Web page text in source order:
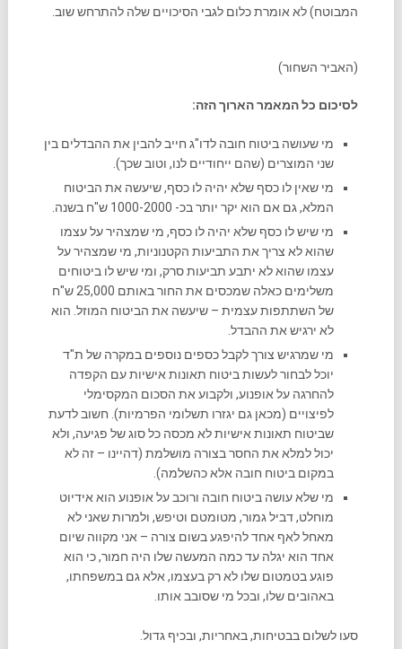
המבוטח) לא אומרת כלום לגבי הסיכויים שלה להתרחש שוב.
(האביר השחור)
לסיכום כל המאמר הארוך הזה:
מי שעושה ביטוח חובה לדו"ג חייב להבין את ההבדלים בין
שני המוצרים (שהם ייחודיים לנו, וטוב שכך).
מי שאין לו כסף שלא יהיה לו כסף, שיעשה את הביטוח
המלא, גם אם הוא יקר יותר בכ- 1000-2000 ש"ח בשנה.
מי שיש לו כסף שלא יהיה לו כסף, מי שמצהיר על עצמו
שהוא לא צריך את התביעות הקטנוניות, מי שמצהיר על
עצמו שהוא לא יתבע תביעות סרק, ומי שיש לו ביטוחים
משלימים כאלה שמכסים את החור באותם 25,000 ש"ח
של השתתפות עצמית – שיעשה את הביטוח המוזל. הוא
לא ירגיש את ההבדל.
מי שמרגיש צורך לקבל כספים נוספים במקרה של ת"ד
יוכל לבחור לעשות ביטוח תאונות אישיות עם הקפדה
להחרגה על אופנוע, ולקבוע את הסכום המקסימלי
לפיצויים (מכאן גם יגזרו תשלומי הפרמיות). חשוב לדעת
שביטוח תאונות אישיות לא מכסה כל סוג של פגיעה, ולא
יכול למלא את החסר בצורה מושלמת (דהיינו – זה לא
במקום ביטוח חובה אלא כהשלמה).
מי שלא עושה ביטוח חובה ורוכב על אופנוע הוא אידיוט
מוחלט, דביל גמור, מטומטם וטיפש, ולמרות שאני לא
מאחל לאף אחד להיפגע בשום צורה – אני מקווה שיום
אחד הוא יגלה עד כמה המעשה שלו היה חמור, כי הוא
פוגע בטמטום שלו לא רק בעצמו, אלא גם במשפחתו,
באהובים שלו, ובכל מי שסובב אותו.
סעו לשלום בבטיחות, באחריות, ובכיף גדול.